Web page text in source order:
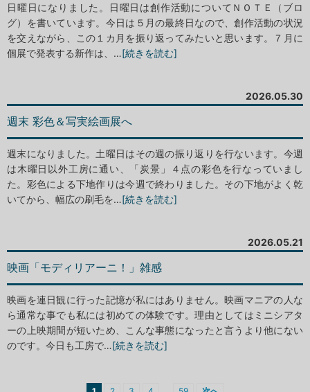
日曜日になりました。日曜日は創作活動についてＮＯＴＥ（ブロ
グ）を書いています。今日は５月の最終日なので、創作活動の状況
を交えながら、この１カ月を振り返ってみたいと思います。７月に
個展で発表する新作は、…[続きを読む]
2026.05.30
週末 彩色＆写実絵画展へ
週末になりました。土曜日はその週の振り返りを行ないます。今週
は木曜日以外工房に通い、「炭景」４点の彩色を行なっていまし
た。彩色による下地作りは今週で終わりました。その下地がよく乾
いてから、幅広の刷毛を…[続きを読む]
2026.05.21
映画「モディリアーニ！」雑感
映画を連日観に行った記憶が私にはありません。映画マニアの人な
ら通常な事でも私には初めての体験です。理由としてはミニシアタ
ーの上映期間が短いため、こんな事態になったと言うより他にない
のです。今日も工房で…[続きを読む]